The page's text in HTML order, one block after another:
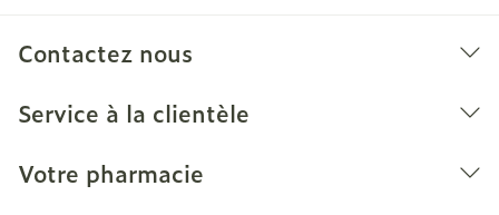
Contactez nous
Service à la clientèle
Votre pharmacie